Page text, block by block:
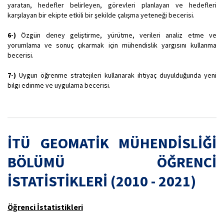
yaratan, hedefler belirleyen, görevleri planlayan ve hedefleri
karşılayan bir ekipte etkili bir şekilde çalışma yeteneği becerisi.
6-) Özgün deney geliştirme, yürütme, verileri analiz etme ve
yorumlama ve sonuç çıkarmak için mühendislik yargısını kullanma
becerisi.
7-) Uygun öğrenme stratejileri kullanarak ihtiyaç duyulduğunda yeni
bilgi edinme ve uygulama becerisi.
İTÜ GEOMATİK MÜHENDİSLİĞİ
BÖLÜMÜ ÖĞRENCİ
İSTATİSTİKLERİ (2010 - 2021)
Öğrenci İstatistikleri